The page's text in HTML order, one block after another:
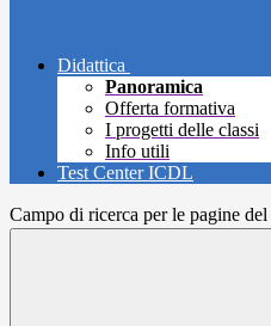
Didattica
Panoramica
Offerta formativa
I progetti delle classi
Info utili
Test Center ICDL
Campo di ricerca per le pagine